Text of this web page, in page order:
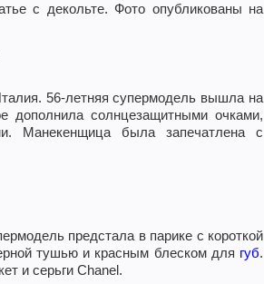
с декольте. Фото опубликованы на
56-летняя супермодель вышла на
дополнила солнцезащитными очками,
Манекенщица была запечатлена с
предстала в парике с короткой
тушью и красным блеском для губ.
и серьги Chanel.